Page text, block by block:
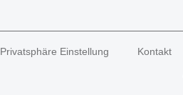
Privatsphäre Einstellung Kontakt